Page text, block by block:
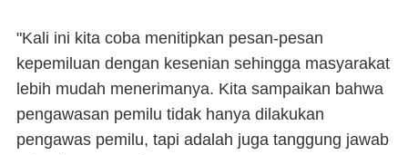
"Kali ini kita coba menitipkan pesan-pesan
kepemiluan dengan kesenian sehingga masyarakat
lebih mudah menerimanya. Kita sampaikan bahwa
pengawasan pemilu tidak hanya dilakukan
pengawas pemilu, tapi adalah juga tanggung jawab